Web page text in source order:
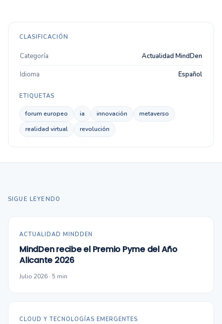
CLASIFICACIÓN
Categoría Actualidad MindDen
Idioma Español
ETIQUETAS
forum europeo ia innovación
metaverso
realidad virtual
revolución
SIGUE LEYENDO
ACTUALIDAD MINDDEN
MindDen recibe el Premio Pyme del Año
Alicante 2026
Julio 2026 · 5 min
CLOUD Y TECNOLOGÍAS EMERGENTES